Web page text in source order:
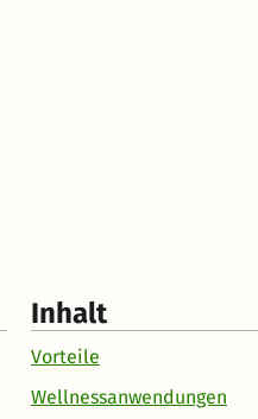
Inhalt
Vorteile
Wellnessanwendungen